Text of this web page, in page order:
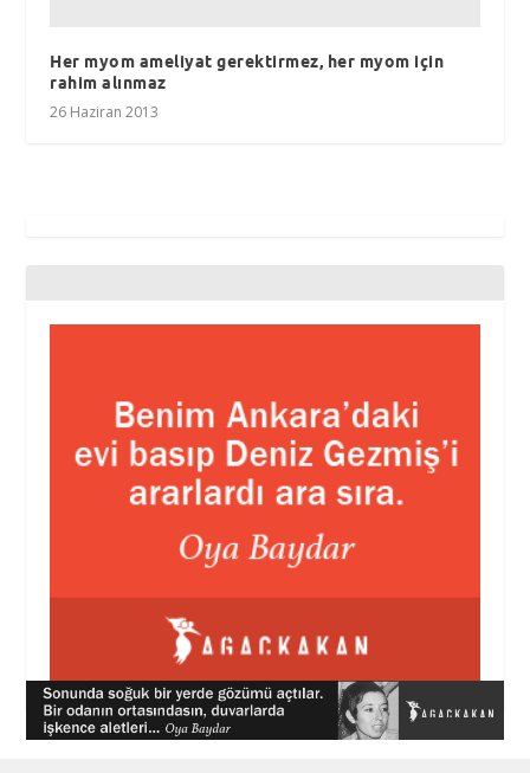
Her myom ameliyat gerektirmez, her myom için
rahim alınmaz
26 Haziran 2013